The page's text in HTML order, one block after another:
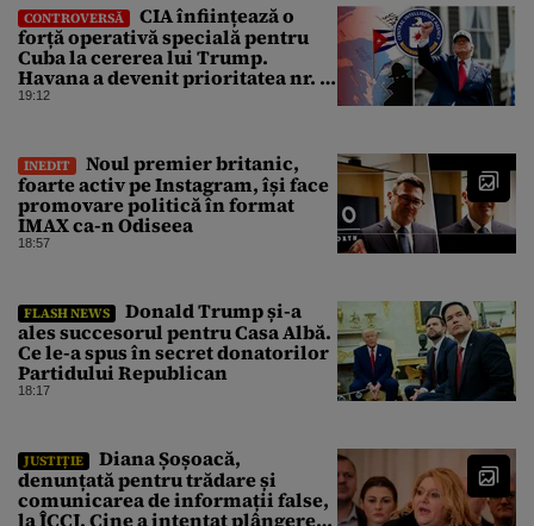
CONTROVERSĂ
CIA înființează o
forță operativă specială pentru
Cuba la cererea lui Trump.
Havana a devenit prioritatea nr. 1
alături de China, Iran și Rusia
19:12
INEDIT
Noul premier britanic,
foarte activ pe Instagram, își face
promovare politică în format
IMAX ca-n Odiseea
18:57
FLASH NEWS
Donald Trump și-a
ales succesorul pentru Casa Albă.
Ce le-a spus în secret donatorilor
Partidului Republican
18:17
JUSTIȚIE
Diana Șoșoacă,
denunțată pentru trădare și
comunicarea de informații false,
la ÎCCJ. Cine a intentat plângerea